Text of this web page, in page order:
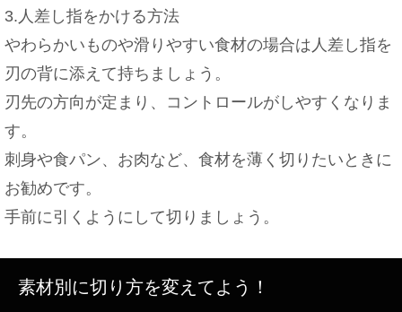
3.人差し指をかける方法
やわらかいものや滑りやすい食材の場合は人差し指を
刃の背に添えて持ちましょう。
刃先の方向が定まり、コントロールがしやすくなりま
す。
刺身や食パン、お肉など、食材を薄く切りたいときに
お勧めです。
手前に引くようにして切りましょう。
素材別に切り方を変えてよう！